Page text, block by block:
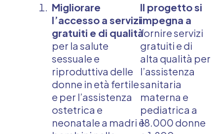
Migliorare
l’accesso a servizi
gratuiti e di qualità
per la salute
sessuale e
riproduttiva delle
donne in età fertile
e per l’assistenza
ostetrica e
neonatale a madri e
Il progetto si
impegna a
fornire servizi
gratuiti e di
alta qualità per
l’assistenza
sanitaria
materna e
pediatrica a
18.000 donne